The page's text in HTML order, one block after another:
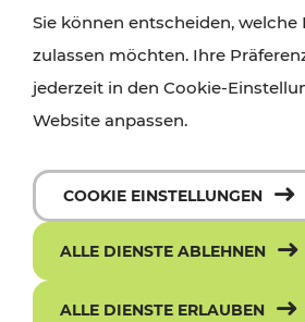
Sie können entscheiden, welche
zulassen möchten. Ihre
jederzeit in den Cookie-
Website anpassen.
COOKIE EINSTELLUNGEN
ALLE DIENSTE ABLEHNEN
ALLE DIENSTE ERLAUBEN